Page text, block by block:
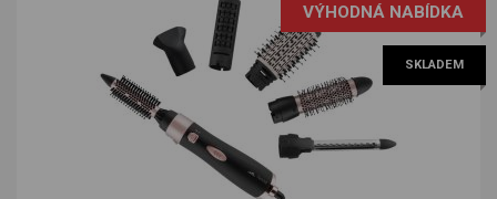
VÝHODNÁ NABÍDKA
SKLADEM